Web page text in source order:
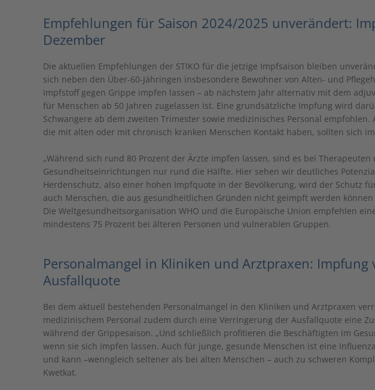
Empfehlungen für Saison 2024/2025 unverändert:
Dezember
Die aktuellen Empfehlungen der STIKO für die jetzige Impfsaison bleiben
sich neben den Über-60-Jähringen insbesondere Bewohner von Alten- und
Impfstoff gegen Grippe impfen lassen – ab nächstem Jahr alternativ mit dem
für Menschen ab 50 Jahren zugelassen ist. Eine grundsätzliche Impfung wird
Schwangere ab dem zweiten Trimester sowie medizinisches Personal empfohlen.
die mit alten oder mit chronisch kranken Menschen Kontakt haben, sollten sich
„Während sich rund 80 Prozent der Ärzte impfen lassen, sind es bei Therapeuten
Gesundheitseinrichtungen nur rund die Hälfte. Hier sehen wir deutliches
Herdenschutz, also einer hohen Impfquote in der Bevölkerung, wird der Schutz
auch Menschen, die aus gesundheitlichen Gründen nicht geimpft werden können
Die Weltgesundheitsorganisation WHO und die Europäische Union empfehlen
mindestens 75 Prozent bei älteren Personen und vulnerablen Gruppen.
Personalmangel in Kliniken und Arztpraxen: Impfung
Ausfallquote
Bei dem aktuell bestehenden Personalmangel in den Kliniken und Arztpraxen
medizinischem Personal zudem durch eine Verringerung der Ausfallquote eine
während der Grippesaison. „Und schließlich profitieren die Beschäftigten im
wenn sie sich impfen lassen. Auch für junge, gesunde Menschen ist eine
und kann –wenngleich seltener als bei alten Menschen – auch zu schweren
Kwetkat.